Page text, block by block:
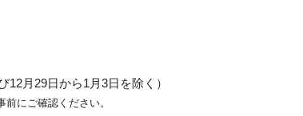
月29日から1月3日を除く）
にご確認ください。